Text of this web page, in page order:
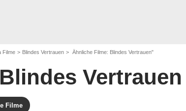
Filme Blindes Vertrauen Ähnliche Filme: Blindes Vertrauen"
Blindes Vertrauen
Filme